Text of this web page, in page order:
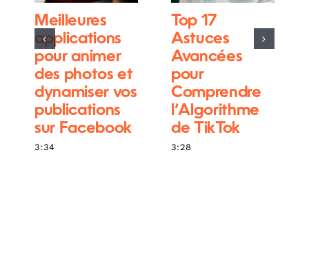
Meilleures
applications
pour animer
des photos et
dynamiser vos
publications
sur Facebook
3:34
Top 17
Astuces
Avancées
pour
Comprendre
l’Algorithme
de TikTok
3:28